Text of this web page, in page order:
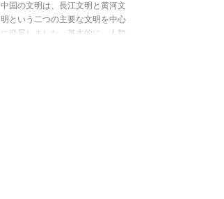
中国の文明は、長江文明と黄河文
明という二つの主要な文明を中心
に発展しました。基本的に、人類